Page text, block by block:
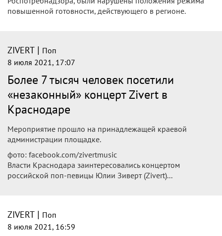
повышенной готовности, действующего в регионе.
ZIVERT | Поп
8 июля 2021, 17:07
Более 7 тысяч человек посетили
«незаконный» концерт Zivert в
Краснодаре
Мероприятие прошло на принадлежащей краевой
администрации площадке.
фото: facebook.com/zivertmusic
Власти Краснодара заинтересовались концертом
российской поп-певицы Юлии Зиверт (Zivert)...
ZIVERT | Поп
8 июля 2021, 16:59